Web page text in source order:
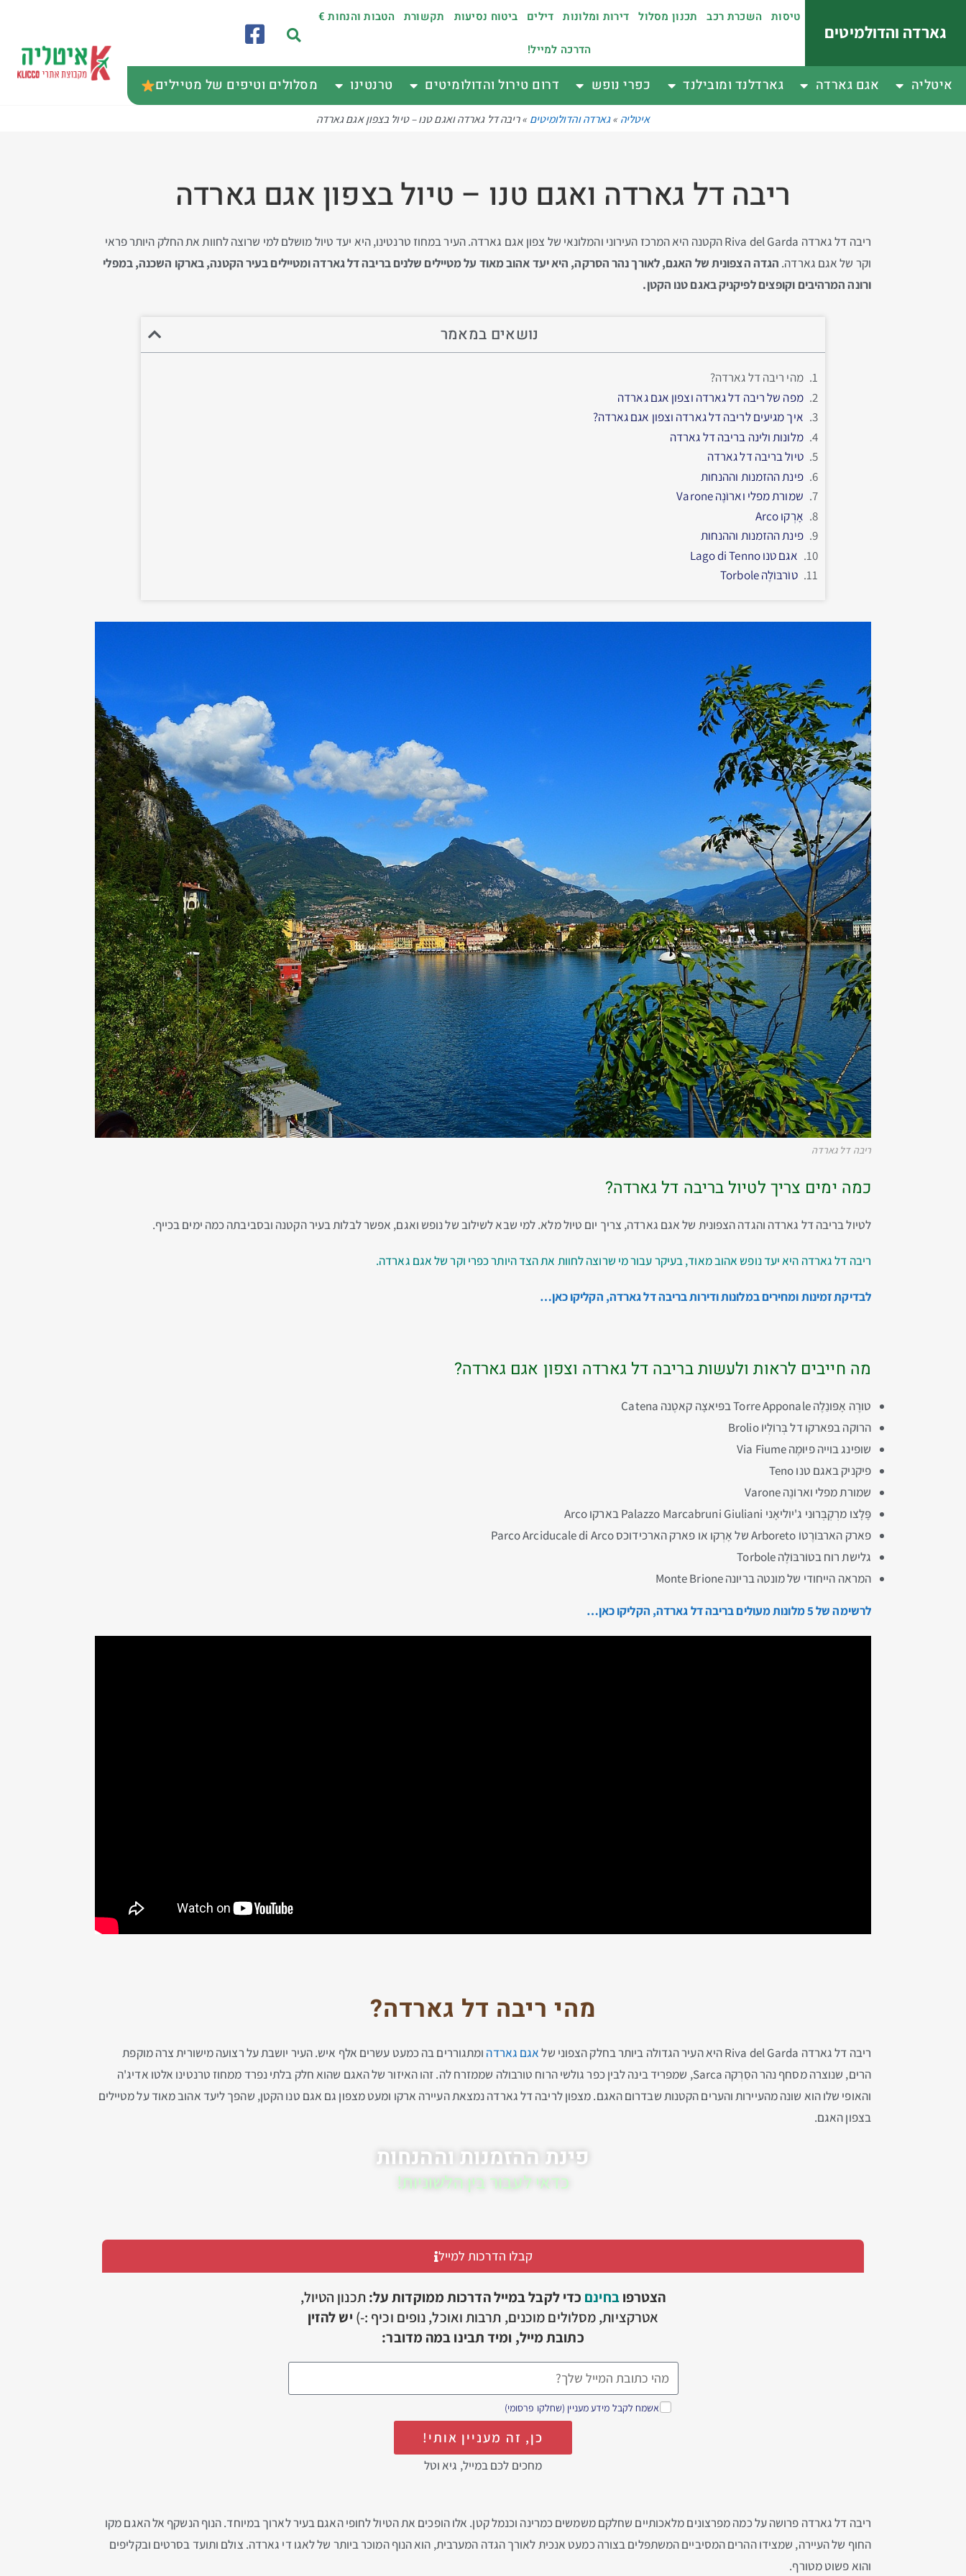
גארדה והדולמיטים
טיסות השכרת רכב תכנון מסלול דירות ומלונות דילים ביטוח נסיעות תקשורת הטבות והנחות €
הדרכה למייל!
איטליה אגם גארדה גארדלנד ומובילנד כפרי נופש דרום טירול והדולומיטים טרנטינו מסלולים וטיפים של מטיילים
איטליה »גארדה והדולומיטים »ריבה דל גארדה ואגם טנו – טיול בצפון אגם גארדה
ריבה דל גארדה ואגם טנו – טיול בצפון אגם גארדה
ריבה דל גארדה Riva del Garda הקטנה היא המרכז העירוני והמלונאי של צפון אגם גארדה. העיר במחוז טרנטינו, היא יעד טיול מושלם למי שרוצה לחוות את החלק היותר פראי
וקר של אגם גארדה. הגדה הצפונית של האגם, לאורך נהר הסרקה, היא יעד אהוב מאוד על מטיילים שלנים בריבה דל גארדה ומטיילים בעיר הקטנה, בארקו השכנה, במפלי
ורונה המרהיבים וקופצים לפיקניק באגם טנו הקטן.
נושאים במאמר
מהי ריבה דל גארדה?
מפה של ריבה דל גארדה וצפון אגם גארדה
איך מגיעים לריבה דל גארדה וצפון אגם גארדה?
מלונות ולינה בריבה דל גארדה
טיול בריבה דל גארדה
פינת ההזמנות וההנחות
שמורת מפלי וארוֺנֶה Varone
אָרְקו Arco
פינת ההזמנות וההנחות
אגם טנו Lago di Tenno
טוֺרבּוֺלֶה Torbole
ריבה דל גארדה
כמה ימים צריך לטיול בריבה דל גארדה?
לטיול בריבה דל גארדה והגדה הצפונית של אגם גארדה, צריך יום טיול מלא. למי שבא לשילוב של נופש ואגם, אפשר לבלות בעיר הקטנה ובסביבתה כמה ימים בכייף.
ריבה דל גארדה היא יעד נופש אהוב מאוד, בעיקר עבור מי שרוצה לחוות את הצד היותר כפרי וקר של אגם גארדה.
לבדיקת זמינות ומחירים במלונות ודירות בריבה דל גארדה, הקליקו כאן…
מה חייבים לראות ולעשות בריבה דל גארדה וצפון אגם גארדה?
טורֶה אָפּונַלֶה Torre Apponale בפּיאצָה קאטֶנה Catena
הרוקה בפארקו דל בְּרוֺלְיוֺ Brolio
שופינג בוייה פיוּמֶה Via Fiume
פיקניק באגם טנו Teno
שמורת מפלי וארוֺנֶה Varone
פָּלָצו מרְקְבְּרוּני ג'יוליאָני Palazzo Marcabruni Giuliani בארקו Arco
פארק הארבּוֺרֶטוֺ Arboreto של אָרְקו או פארק הארכידוכס Parco Arciducale di Arco
גלישת רוח בטוֺרבּוֺלֶה Torbole
המראה הייחודי של מונטה בריונה Monte Brione
לרשימה של 5 מלונות מעולים בריבה דל גארדה, הקליקו כאן…
מהי ריבה דל גארדה?
ריבה דל גארדה Riva del Garda היא העיר הגדולה ביותר בחלק הצפוני של אגם גארדה ומתגוררים בה כמעט עשרים אלף איש. העיר יושבת על רצועה מישורית צרה מוקפת
הרים, שנוצרה מסחף נהר הסַרְקה Sarca, שמפריד בינה לבין כפר גולשי הרוח טורבולה שממזרח לה. זהו האיזור של האגם שהוא חלק בלתי נפרד ממחוז טרנטינו אלטו אדיג'ה
והאופי שלו הוא שונה מהעיירות והערים הקטנות שבדרום האגם. מצפון לריבה דל גארדה נמצאת העיירה ארקו ומעט מצפון גם אגם טנו הקטן, שהפך ליעד אהוב מאוד על מטיילים
בצפון האגם.
פינת ההזמנות וההנחות
כדאי לעבור בין הלשוניות!
קבלו הדרכות למייל
הצטרפובחינם כדי לקבל במייל הדרכות ממוקדות על:תכנון הטיול,
אטרקציות, מסלולים מוכנים, תרבות ואוכל, נופים וכיף :-) יש להזין
כתובת מייל, ומיד תבינו במה מדובר:
אשמח לקבל מידע מעניין (שחלקו פרסומי)
כן, זה מעניין אותי!
מחכים לכם במייל, גיא וטל
ריבה דל גארדה פרושה על כמה מפרצונים מלאכותיים שחלקם משמשים כמרינה וכנמל קטן. אלו הופכים את הטיול לחופי האגם בעיר לארוך במיוחד. הנוף הנשקף אל האגם מקו
החוף של העיירה, שמצידו ההרים המסיביים המשתפלים בצורה כמעט אנכית לאורך הגדה המערבית, הוא הנוף המוכר ביותר של לאגו די גארדה. צולם ותועד בסרטים ובקליפים
והוא פשוט מטורף.